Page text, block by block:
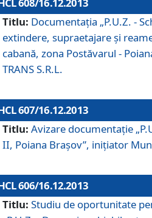
608/16.12.2013
Titlu: Documentaţia „P.U.Z. -
extindere, supraetajare şi
cabană, zona Postăvarul -
TRANS S.R.L.
607/16.12.2013
Titlu: Avizare documentaţie
II, Poiana Braşov”, iniţiator
606/16.12.2013
Titlu: Studiu de oportunitate